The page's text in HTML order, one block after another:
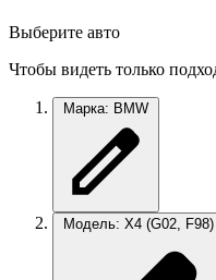
Выберите авто
Чтобы видеть только
Марка: BMW
Модель: X4 (G02, F98)